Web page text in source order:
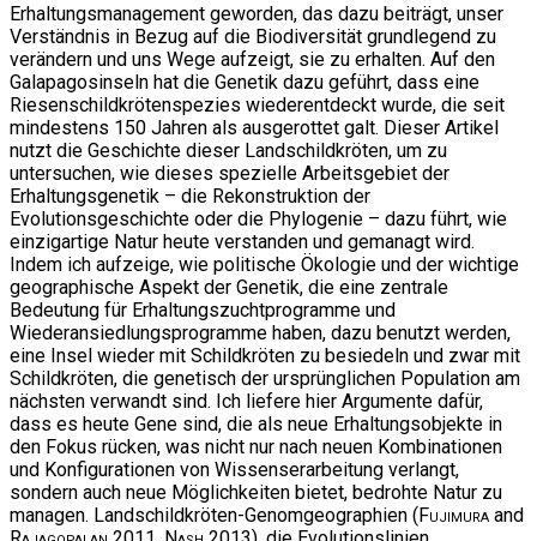
Erhaltungsmanagement geworden, das dazu beiträgt, unser
Verständnis in Bezug auf die Biodiversität grundlegend zu
verändern und uns Wege aufzeigt, sie zu erhalten. Auf den
Galapagosinseln hat die Genetik dazu geführt, dass eine
Riesenschildkrötenspezies wiederentdeckt wurde, die seit
mindestens 150 Jahren als ausgerottet galt. Dieser Artikel
nutzt die Geschichte dieser Landschildkröten, um zu
untersuchen, wie dieses spezielle Arbeitsgebiet der
Erhaltungsgenetik – die Rekonstruktion der
Evolutionsgeschichte oder die Phylogenie – dazu führt, wie
einzigartige Natur heute verstanden und gemanagt wird.
Indem ich aufzeige, wie politische Ökologie und der wichtige
geographische Aspekt der Genetik, die eine zentrale
Bedeutung für Erhaltungszuchtprogramme und
Wiederansiedlungsprogramme haben, dazu benutzt werden,
eine Insel wieder mit Schildkröten zu besiedeln und zwar mit
Schildkröten, die genetisch der ursprünglichen Population am
nächsten verwandt sind. Ich liefere hier Argumente dafür,
dass es heute Gene sind, die als neue Erhaltungsobjekte in
den Fokus rücken, was nicht nur nach neuen Kombinationen
und Konfigurationen von Wissenserarbeitung verlangt,
sondern auch neue Möglichkeiten bietet, bedrohte Natur zu
managen. Landschildkröten-Genomgeographien (Fujimura and